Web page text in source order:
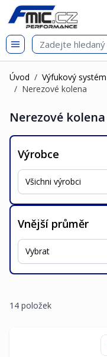
Přejít na obsah
git s
Úvod / Výfukový systém
/ Nerezové kolena
Nerezové kolena
Výrobce
Vnější průměr
14 položek